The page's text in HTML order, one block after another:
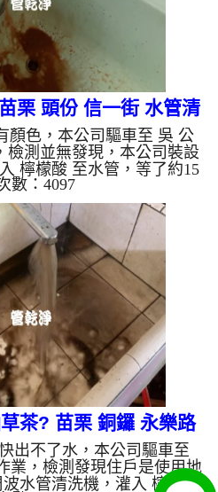
栗 頭份 信一街 水管清
洗
顏色，本公司驅車至 吳 公
檢測並無發現，本公司裝設
檸檬酸 至水管，等了約15
動 螺旋波 模式，一洗就流
跟咖啡一樣，二個多小時
大了。 如是自來水，如水
沙堆積，洗出來的水就會是
錳，管壁上會結成黑色管
一樣黑，有些洗出綠色的
質，生鏽產生銅綠，如是藍
為水龍頭合金...
數：4097
茶? 苗栗 銅鑼 永樂路
清洗
出不了水，本公司驅車至
業，檢測發現住戶是使用地
波水管清洗機，灌入 檸檬酸